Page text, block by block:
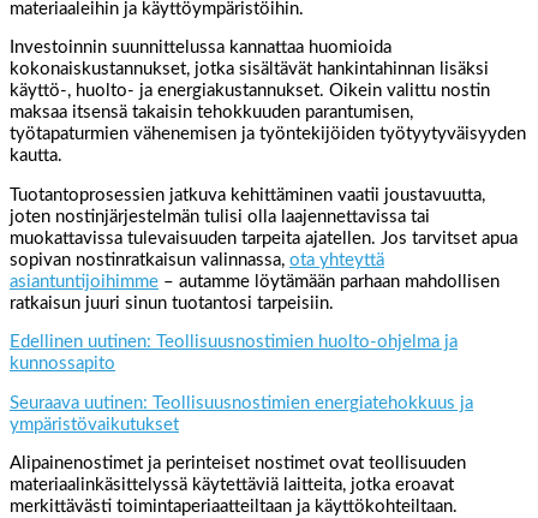
materiaaleihin ja käyttöympäristöihin.
Investoinnin suunnittelussa kannattaa huomioida
kokonaiskustannukset, jotka sisältävät hankintahinnan lisäksi
käyttö-, huolto- ja energiakustannukset. Oikein valittu nostin
maksaa itsensä takaisin tehokkuuden parantumisen,
työtapaturmien vähenemisen ja työntekijöiden työtyytyväisyyden
kautta.
Tuotantoprosessien jatkuva kehittäminen vaatii joustavuutta,
joten nostinjärjestelmän tulisi olla laajennettavissa tai
muokattavissa tulevaisuuden tarpeita ajatellen. Jos tarvitset apua
sopivan nostinratkaisun valinnassa, ota yhteyttä
asiantuntijoihimme – autamme löytämään parhaan mahdollisen
ratkaisun juuri sinun tuotantosi tarpeisiin.
Edellinen uutinen: Teollisuusnostimien huolto-ohjelma ja
kunnossapito
Seuraava uutinen: Teollisuusnostimien energiatehokkuus ja
ympäristövaikutukset
Alipainenostimet ja perinteiset nostimet ovat teollisuuden
materiaalinkäsittelyssä käytettäviä laitteita, jotka eroavat
merkittävästi toimintaperiaatteiltaan ja käyttökohteiltaan.